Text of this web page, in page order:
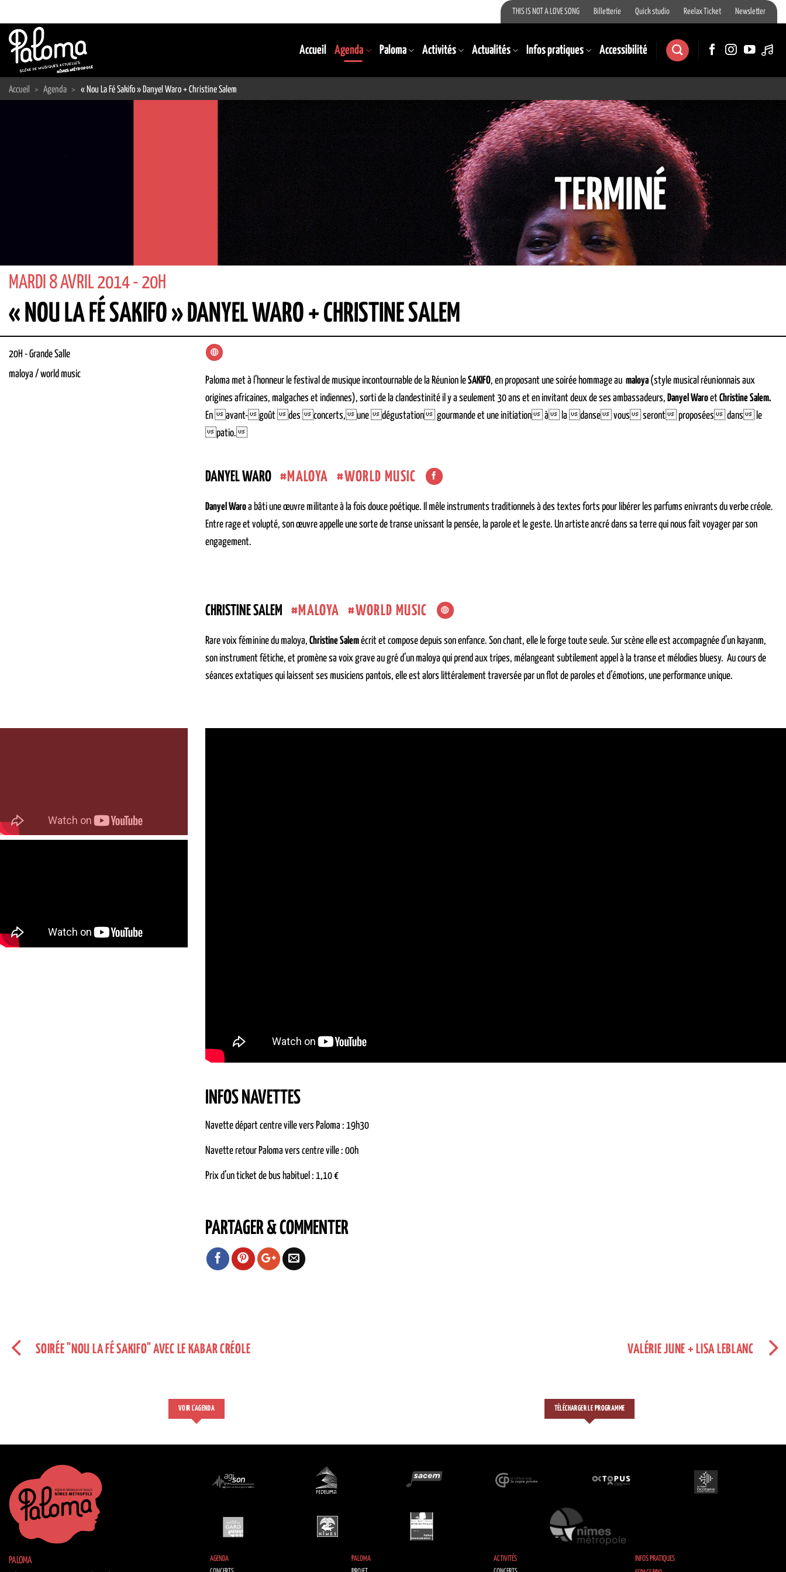
au
contenu
THIS IS NOT A LOVE SONG Billetterie Quick studio Reelax Ticket Newsletter
Accueil Agenda Paloma Activités Actualités Infos pratiques Accessibilité
Accueil > Agenda > « Nou La Fé Sakifo » Danyel Waro + Christine Salem
TERMINÉ
MARDI 8 AVRIL 2014 - 20H
« NOU LA FÉ SAKIFO » DANYEL WARO + CHRISTINE SALEM
20H -Grande Salle
maloya / world music
Paloma met à l’honneur le festival de musique incontournable de la Réunion leSAKIFO, en proposant une soirée hommage au maloya (style musical réunionnais aux
origines africaines, malgaches et indiennes), sorti de la clandestinité il y a seulement 30 ans et en invitant deux de ses ambassadeurs, Danyel WaroetChristine Salem.
En avant-goût des concerts,une dégustation gourmande et une initiation à la danse vous seront proposées dans le
patio.
DANYEL WARO MALOYA WORLD MUSIC
Danyel Waroa bâti une œuvre militante à la fois douce poétique. Il mêle instruments traditionnels à des textes forts pour libérer les parfums enivrants du verbe créole.
Entre rage et volupté, son œuvre appelle une sorte de transe unissant la pensée, la parole et le geste. Un artiste ancré dans sa terre qui nous fait voyager par son
engagement.
CHRISTINE SALEM MALOYA WORLD MUSIC
Rare voix féminine du maloya, Christine Salemécrit et compose depuis son enfance. Son chant, elle le forge toute seule. Sur scène elle est accompagnée d’un kayanm,
son instrument fétiche, et promène sa voix grave au gré d’un maloya qui prend aux tripes, mélangeant subtilement appel à la transe et mélodies bluesy. Au cours de
séances extatiques qui laissent ses musiciens pantois, elle est alors littéralement traversée par un flot de paroles et d’émotions, une performance unique.
INFOS NAVETTES
Navette départ centre ville vers Paloma : 19h30
Navette retour Paloma vers centre ville : 00h
Prix d’un ticket de bus habituel : 1,10 €
PARTAGER & COMMENTER
SOIRÉE "NOU LA FÉ SAKIFO" AVEC LE KABAR CRÉOLE VALÉRIE JUNE + LISA LEBLANC
VOIR L'AGENDA TÉLÉCHARGER LE PROGRAMME
PALOMA
AGENDA
PALOMA
ACTIVITÉS
INFOS PRATIQUES